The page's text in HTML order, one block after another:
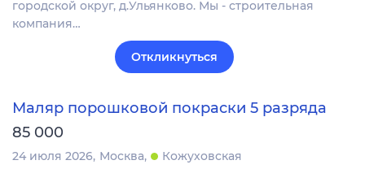
городской округ, д.Ульянково. Мы - строительная
компания…
Откликнуться
Маляр порошковой покраски 5 разряда
85 000
24 июля 2026 Москва
Кожуховская